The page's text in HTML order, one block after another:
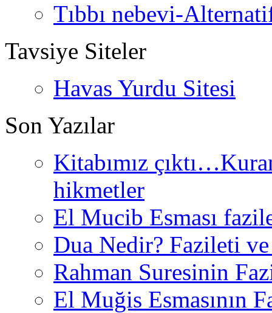
Tıbbı nebevi-
Tavsiye Siteler
Havas Yurdu Sitesi
Son Yazılar
Kitabımız
hikmetler
El Mucib Esması
Dua Nedir? Fazileti
Rahman Suresinin
El Muğis Esmasının